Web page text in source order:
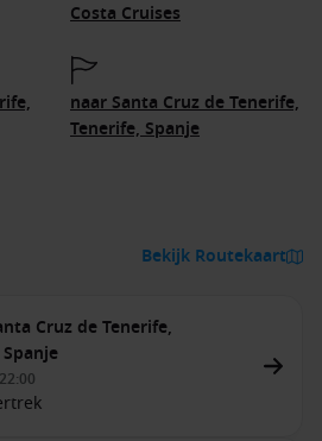
Costa Cruises
naar Santa Cruz de Tenerife,
Tenerife, Spanje
Bekijk Routekaart
Cruz de Tenerife,
22:00